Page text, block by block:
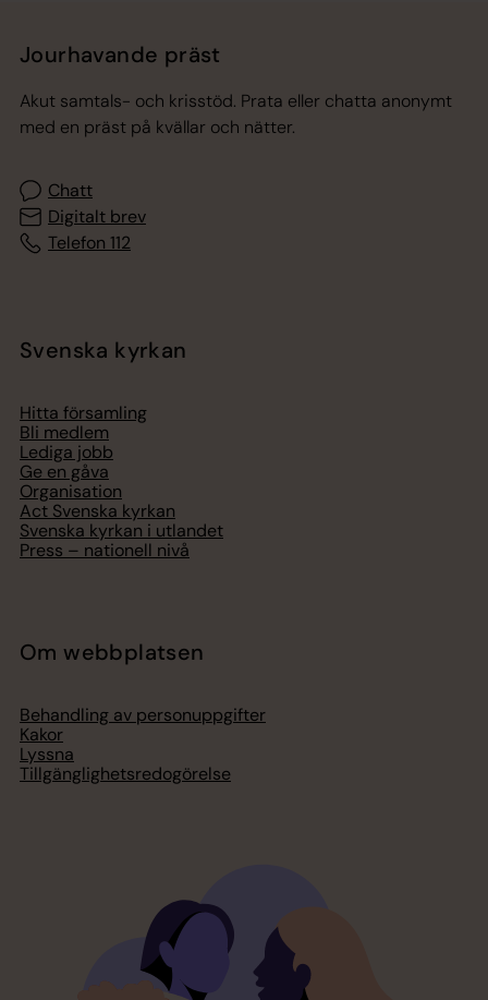
Jourhavande präst
Akut samtals- och krisstöd. Prata eller chatta anonymt
med en präst på kvällar och nätter.
Chatt
Digitalt brev
Telefon 112
Svenska kyrkan
Hitta församling
Bli medlem
Lediga jobb
Ge en gåva
Organisation
Act Svenska kyrkan
Svenska kyrkan i utlandet
Press – nationell nivå
Om webbplatsen
Behandling av personuppgifter
Kakor
Lyssna
Tillgänglighetsredogörelse